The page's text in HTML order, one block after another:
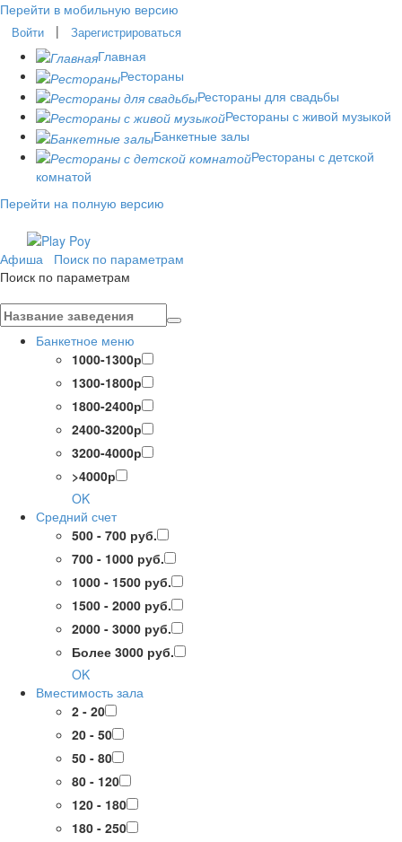
Перейти в мобильную версию
Войти | Зарегистрироваться
Главная
Рестораны
Рестораны для свадьбы
Рестораны с живой музыкой
Банкетные залы
Рестораны с детской
комнатой
Перейти на полную версию
Афиша
Поиск по параметрам
Поиск по параметрам
Банкетное меню
1000-1300р
1300-1800р
1800-2400р
2400-3200р
3200-4000р
>4000р
OK
Средний счет
500 - 700 руб.
700 - 1000 руб.
1000 - 1500 руб.
1500 - 2000 руб.
2000 - 3000 руб.
Более 3000 руб.
OK
Вместимость зала
2 - 20
20 - 50
50 - 80
80 - 120
120 - 180
180 - 250